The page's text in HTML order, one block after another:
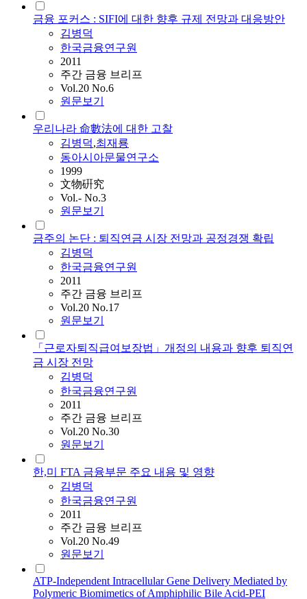
금융 포커스 : SIFI에 대한 향후 규제 전망과 대응방안
김병덕
한국금융연구원
2011
주간 금융 브리프
Vol.20 No.6
원문보기
우리나라 命數法에 대한 고찰
김병덕,최재룡
동아시아문물연구소
1999
文物硏究
Vol.- No.3
원문보기
금주의 논단 : 퇴직연금 시장 전망과 공정경쟁 확립
김병덕
한국금융연구원
2011
주간 금융 브리프
Vol.20 No.17
원문보기
「근로자퇴직급여보장법」개정의 내용과 향후 퇴직연
금 시장 전망
김병덕
한국금융연구원
2011
주간 금융 브리프
Vol.20 No.30
원문보기
한,미 FTA 금융부문 주요 내용 및 영향
김병덕
한국금융연구원
2011
주간 금융 브리프
Vol.20 No.49
원문보기
ATP-Independent Intracellular Gene Delivery Mediated by
Polymeric Biomimetics of Amphiphilic Bile Acid-PEI